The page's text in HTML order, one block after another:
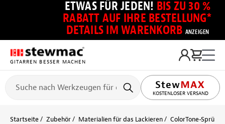
ETWAS FÜR JEDEN! BIS ZU 30 %
RABATT AUF IHRE BESTELLUNG*
DETAILS IM WARENKORB ANZEIGEN
GITARREN BESSER MACHEN
KOSTENLOSER VERSAND
Startseite Zubehör Materialien für das Lackieren ColorTone-